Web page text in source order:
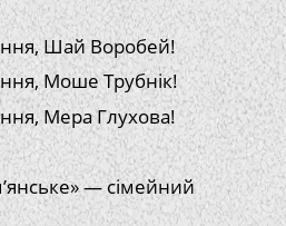
Шай Воробей!
Моше Трубнік!
Мера Глухова!
— сімейний